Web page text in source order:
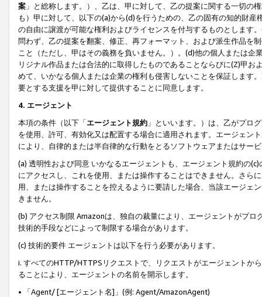
案 」と総称します。）、乙は、甲に対して、乙の提案に関する一切
も）甲に対して、以下の(a)から(d)を行うための、乙の固有の知的財
の自由に譲渡が可能な権利およびライセンスを付与するものとします
問わず、乙の提案を翻案、修正、再フォーマット、および派生作品を
こと（ただし、甲はその義務を負いません。）。(d)他の個人または
リジナル作品または合法的に取得したものであることならびに(Z)甲
めて、いかなる個人または企業の権利も侵害しないことを保証します
要とする支援を甲に対して提供することに同意します。
4. エージェント
本項の条件（以下「エージェント規約 」といいます。）は、乙がプロ
を使用、許可、有効化又は配置する場合に適用されます。エージェン
により、自律的または半自律的な行動をとるソフトウェアまたはサー
(a) 透明性および同意 いかなるエージェントも、エージェント規約の
にアクセスし、これを使用、または操作することはできません。さら
用、または操作することを控えるように要請した場合、当該エージェ
きません。
(b) アクセス制限 Amazonは、独自の裁量により、エージェントがプ
技術的手段などによって制限する場合があります。
(c) 技術的要件 エージェントは以下を行う必要があります。
i. すべてのHTTP/HTTPSリクエストで、リクエストがエージェントか
ることにより、エージェントの名前を開示します。
• 「Agent/ [エージェント名]」(例: Agent/AmazonAgent)